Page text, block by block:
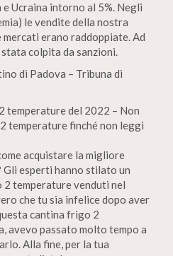
e Ucraina intorno al 5%. Negli
le vendite della nostra
mercati erano raddoppiate. Ad
colpita da sanzioni.
di Padova – Tribuna di
temperature del 2022 – Non
temperature finché non leggi
acquistare la migliore
esperti hanno stilato un
temperature venduti nel
che tu sia infelice dopo aver
cantina frigo 2
avevo passato molto tempo a
Alla fine, per la tua